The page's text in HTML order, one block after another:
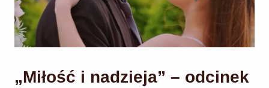
„Miłość i nadzieja” – odcinek